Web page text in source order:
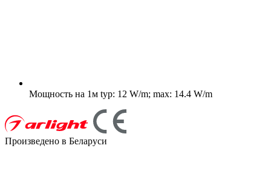
Мощность на 1м typ: 12 W/m; max: 14.4 W/m
Произведено в Беларуси